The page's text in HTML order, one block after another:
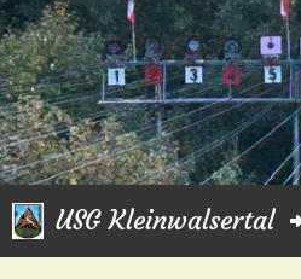
USG Kleinwalsertal